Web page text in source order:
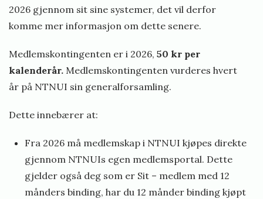
2026 gjennom sit sine systemer, det vil derfor
komme mer informasjon om dette senere.
Medlemskontingenten er i 2026, 50 kr per
kalenderår. Medlemskontingenten vurderes hvert
år på NTNUI sin generalforsamling.
Dette innebærer at:
Fra 2026 må medlemskap i NTNUI kjøpes direkte
gjennom NTNUIs egen medlemsportal. Dette
gjelder også deg som er Sit – medlem med 12
månders binding, har du 12 månder binding kjøpt